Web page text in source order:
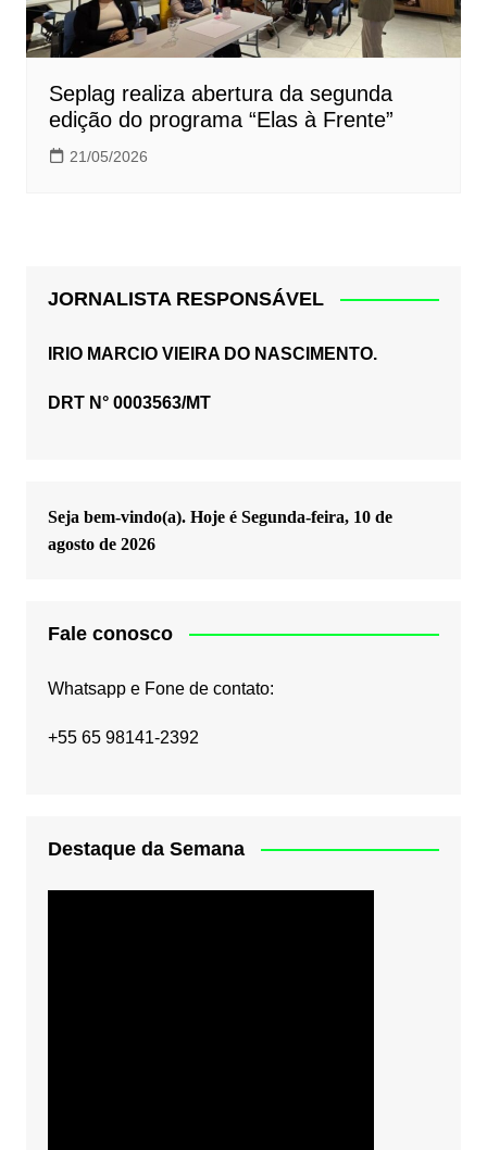
Seplag realiza abertura da segunda
edição do programa “Elas à Frente”
21/05/2026
JORNALISTA RESPONSÁVEL
IRIO MARCIO VIEIRA DO NASCIMENTO.
DRT N° 0003563/MT
Seja bem-vindo(a). Hoje é Segunda-feira, 10 de
agosto de 2026
Fale conosco
Whatsapp e Fone de contato:
+55 65 98141-2392
Destaque da Semana